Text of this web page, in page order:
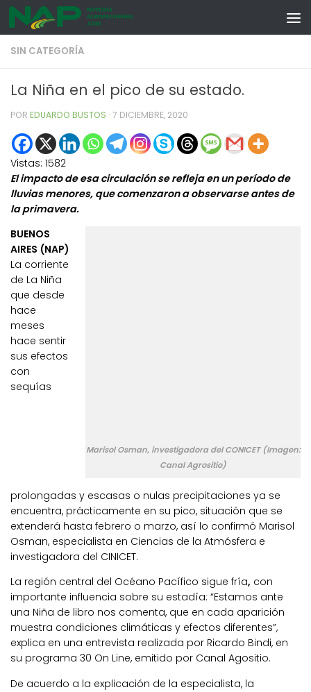
Skip to content
SIN CATEGORÍA
La Niña en el pico de su estado.
POR EDUARDO BUSTOS · 7 DICIEMBRE, 2020
Vistas: 1582
El impacto de esa circulación se refleja en un período de
lluvias menores, que comenzaron a observarse antes de
la primavera.
Marisol Osman, investigadora del CONICET (Imagen:
Canal Agrositio)
BUENOS
AIRES (NAP)
La corriente
de La Niña
que desde
hace
meses
hace sentir
sus efectos
con
sequías
prolongadas y escasas o nulas precipitaciones ya se
encuentra, prácticamente en su pico, situación que se
extenderá hasta febrero o marzo, así lo confirmó Marisol
Osman, especialista en Ciencias de la Atmósfera e
investigadora del CINICET.
La región central del Océano Pacífico sigue fría, con
importante influencia sobre su estadía: “Estamos ante
una Niña de libro nos comenta, que en cada aparición
muestra condiciones climáticas y efectos diferentes”,
explica en una entrevista realizada por Ricardo Bindi, en
su programa 30 On Line, emitido por Canal Agositio.
De acuerdo a la explicación de la especialista, la